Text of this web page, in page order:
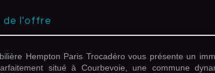
de l'offre
Hempton Paris Trocadéro vous présente un
situé à Courbevoie, une commune